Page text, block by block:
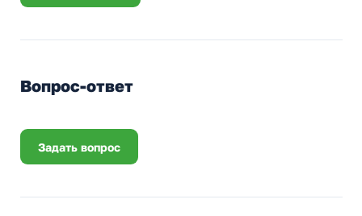
Вопрос-ответ
Задать вопрос